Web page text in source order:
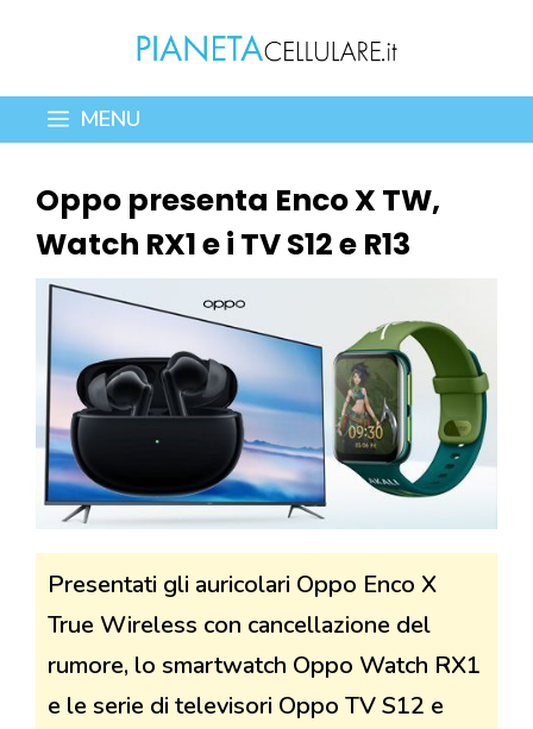
contenuto
MENU
Oppo presenta Enco X TW,
Watch RX1 e i TV S12 e R13
Presentati gli auricolari Oppo Enco X
True Wireless con cancellazione del
rumore, lo smartwatch Oppo Watch RX1
e le serie di televisori Oppo TV S12 e